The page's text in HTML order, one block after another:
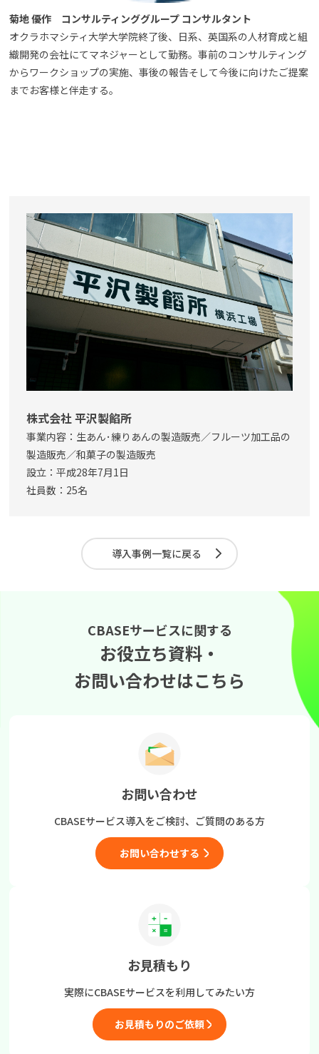
菊地 優作 コンサルティンググループ コンサルタント
オクラホマシティ大学大学院終了後、日系、英国系の人材育成と組
織開発の会社にてマネジャーとして勤務。事前のコンサルティング
からワークショップの実施、事後の報告そして今後に向けたご提案
までお客様と伴走する。
株式会社 平沢製餡所
事業内容：生あん･練りあんの製造販売／フルーツ加工品の
製造販売／和菓子の製造販売
設立：平成28年7月1日
社員数：25名
導入事例一覧に戻る
CBASEサービスに関する
お役立ち資料・
お問い合わせはこちら
お問い合わせ
CBASEサービス導入をご検討、 ご質問のある方
お問い合わせする
お見積もり
実際にCBASEサービスを利用してみたい方
お見積もりのご依頼